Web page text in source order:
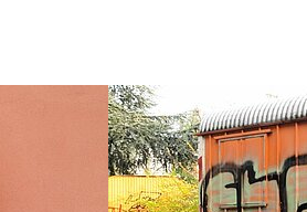
Show larger version for: